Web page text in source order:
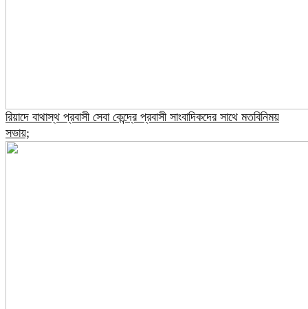
রিয়াদে বাথাস্থ প্রবাসী সেবা কেন্দ্রে প্রবাসী সাংবাদিকদের সাথে মতবিনিময়
সভায়;